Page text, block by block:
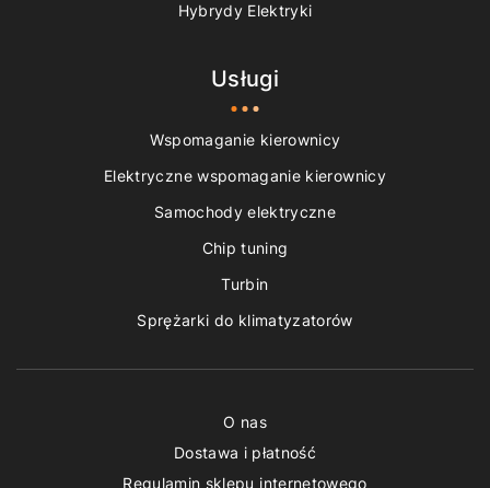
Hybrydy Elektryki
Usługi
Wspomaganie kierownicy
Elektryczne wspomaganie kierownicy
Samochody elektryczne
Chip tuning
Turbin
Sprężarki do klimatyzatorów
O nas
Dostawa i płatność
Regulamin sklepu internetowego